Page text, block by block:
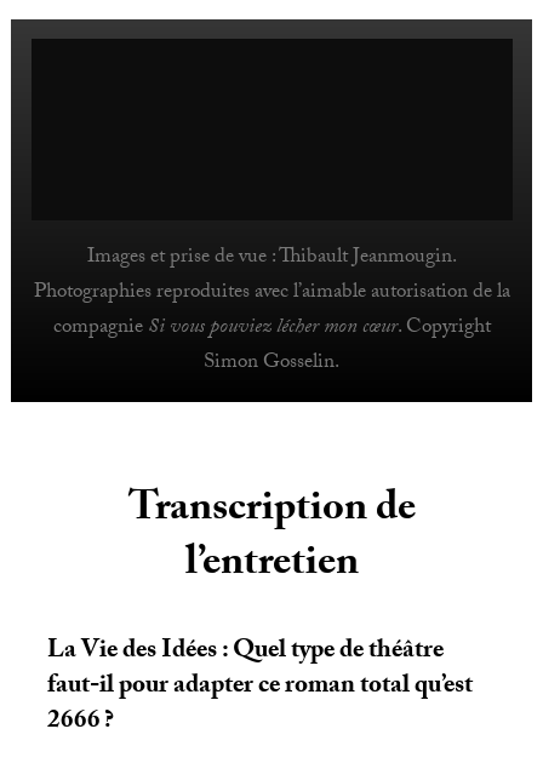
Images et prise de vue : Thibault Jeanmougin.
Photographies reproduites avec l’aimable autorisation de la
compagnieSi vous pouviez lécher mon cœur. Copyright
Simon Gosselin.
Transcription de
l’entretien
La Vie des Idées : Quel type de théâtre
faut-il pour adapter ce roman total qu’est
2666?